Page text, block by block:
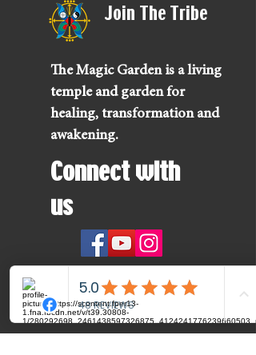
Join The Tribe
The Magic Garden is a living
temple and garden for
healing, transformation and
awakening.
Connect with
us